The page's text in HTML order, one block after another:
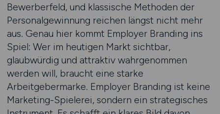
Bewerberfeld, und klassische Methoden der
Personalgewinnung reichen längst nicht mehr
aus. Genau hier kommt Employer Branding ins
Spiel: Wer im heutigen Markt sichtbar,
glaubwürdig und attraktiv wahrgenommen
werden will, braucht eine starke
Arbeitgebermarke. Employer Branding ist keine
Marketing-Spielerei, sondern ein strategisches